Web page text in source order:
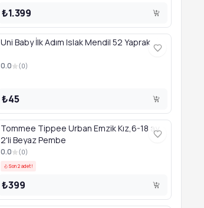
₺1.399
Uni Baby İlk Adım Islak Mendil 52 Yaprak
0.0 (0)
₺45
Tommee Tippee Urban Emzik Kız,6-18 ay
2'li Beyaz Pembe
0.0 (0)
Son 2 adet!
₺399